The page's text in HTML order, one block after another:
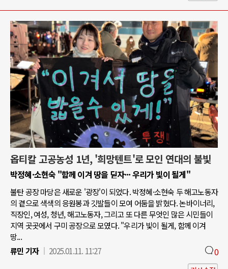
옵티칼 고공농성 1년, '희망텐트'로 모인 연대의 불빛
박정혜·소현숙 "함께 이겨 땅을 딛자··· 우리가 빛이 될게"
불탄 공장 마당은 새로운 '광장'이 되었다. 박정혜·소현숙 두 해고노동자
의 곁으로 색색의 응원봉과 깃발들이 모여 어둠을 밝혔다. 논바이너리,
직장인, 여성, 청년, 해고노동자, 그리고 또 다른 무엇인 많은 시민들이
지역 곳곳에서 구미 공장으로 모였다. "우리가 빛이 될게, 함께 이겨
땅...
류민 기자
2025.01.11. 11:27 0